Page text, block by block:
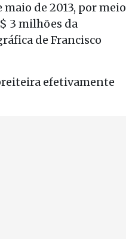
de 2013, por meio
3 milhões da
de Francisco
efetivamente